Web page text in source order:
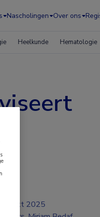
Nascholingen Over ons
Heelkunde Hematologie
okt 2025